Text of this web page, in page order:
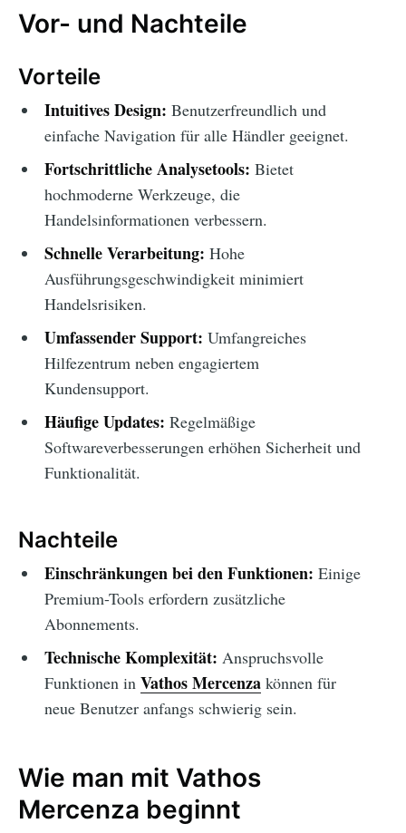
Vor- und Nachteile
Vorteile
Intuitives Design: Benutzerfreundlich und
einfache Navigation für alle Händler geeignet.
Fortschrittliche Analysetools: Bietet
hochmoderne Werkzeuge, die
Handelsinformationen verbessern.
Schnelle Verarbeitung: Hohe
Ausführungsgeschwindigkeit minimiert
Handelsrisiken.
Umfassender Support: Umfangreiches
Hilfezentrum neben engagiertem
Kundensupport.
Häufige Updates: Regelmäßige
Softwareverbesserungen erhöhen Sicherheit und
Funktionalität.
Nachteile
Einschränkungen bei den Funktionen: Einige
Premium-Tools erfordern zusätzliche
Abonnements.
Technische Komplexität: Anspruchsvolle
Funktionen in Vathos Mercenzakönnen für
neue Benutzer anfangs schwierig sein.
Wie man mit Vathos
Mercenza beginnt